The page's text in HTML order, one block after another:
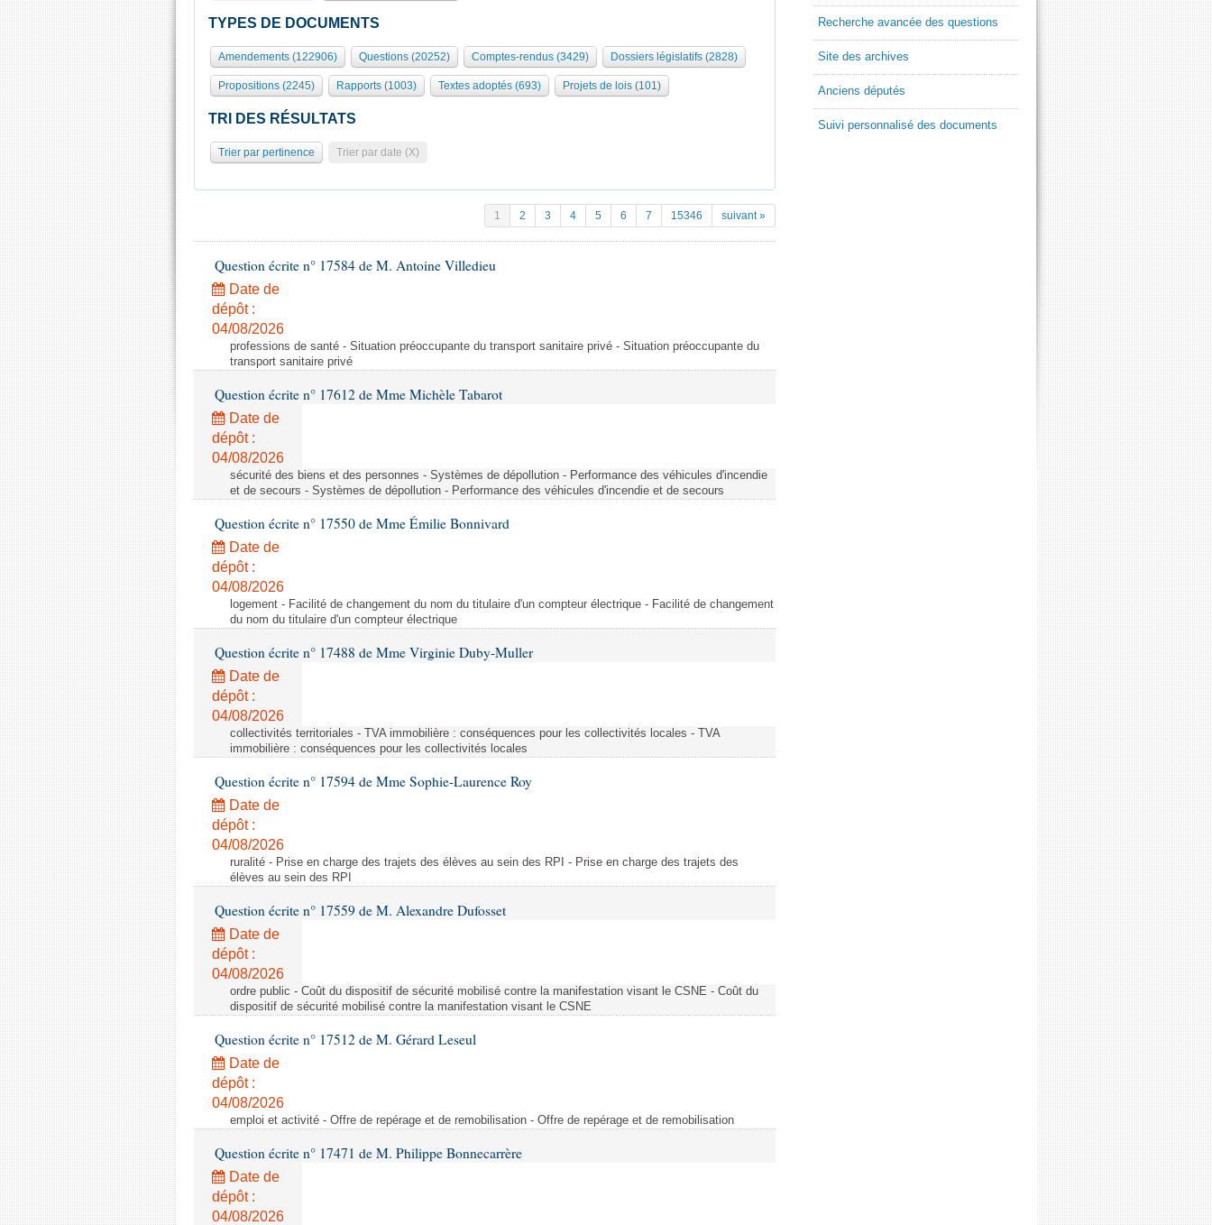
TYPES DE DOCUMENTS
Amendements (122906) Questions (20252) Comptes-rendus (3429) Dossiers législatifs (2828)
Propositions (2245) Rapports (1003) Textes adoptés (693) Projets de lois (101)
TRI DES RÉSULTATS
Trier par pertinence Trier par date (X)
1 2 3 4 5 6 7 15346 suivant »
Question écrite n° 17584 de M. Antoine Villedieu
Date de
dépôt :
04/08/2026
professions de santé - Situation préoccupante du transport sanitaire privé - Situation préoccupante du
transport sanitaire privé
Question écrite n° 17612 de Mme Michèle Tabarot
Date de
dépôt :
04/08/2026
sécurité des biens et des personnes - Systèmes de dépollution - Performance des véhicules d'incendie
et de secours - Systèmes de dépollution - Performance des véhicules d'incendie et de secours
Question écrite n° 17550 de Mme Émilie Bonnivard
Date de
dépôt :
04/08/2026
logement - Facilité de changement du nom du titulaire d'un compteur électrique - Facilité de changement
du nom du titulaire d'un compteur électrique
Question écrite n° 17488 de Mme Virginie Duby-Muller
Date de
dépôt :
04/08/2026
collectivités territoriales - TVA immobilière : conséquences pour les collectivités locales - TVA
immobilière : conséquences pour les collectivités locales
Question écrite n° 17594 de Mme Sophie-Laurence Roy
Date de
dépôt :
04/08/2026
ruralité - Prise en charge des trajets des élèves au sein des RPI - Prise en charge des trajets des
élèves au sein des RPI
Question écrite n° 17559 de M. Alexandre Dufosset
Date de
dépôt :
04/08/2026
ordre public - Coût du dispositif de sécurité mobilisé contre la manifestation visant le CSNE - Coût du
dispositif de sécurité mobilisé contre la manifestation visant le CSNE
Question écrite n° 17512 de M. Gérard Leseul
Date de
dépôt :
04/08/2026
emploi et activité - Offre de repérage et de remobilisation - Offre de repérage et de remobilisation
Question écrite n° 17471 de M. Philippe Bonnecarrère
Date de
dépôt :
04/08/2026
Recherche avancée des questions
Site des archives
Anciens députés
Suivi personnalisé des documents